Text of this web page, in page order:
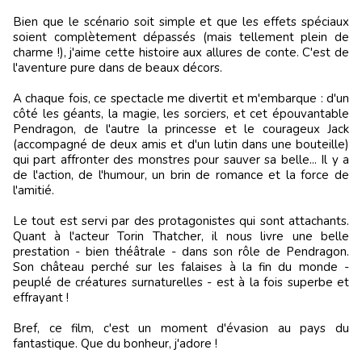
Bien que le scénario soit simple et que les effets spéciaux
soient complètement dépassés (mais tellement plein de
charme !), j'aime cette histoire aux allures de conte. C'est de
l'aventure pure dans de beaux décors.
A chaque fois, ce spectacle me divertit et m'embarque : d'un
côté les géants, la magie, les sorciers, et cet épouvantable
Pendragon, de l'autre la princesse et le courageux Jack
(accompagné de deux amis et d'un lutin dans une bouteille)
qui part affronter des monstres pour sauver sa belle... Il y a
de l'action, de l'humour, un brin de romance et la force de
l'amitié.
Le tout est servi par des protagonistes qui sont attachants.
Quant à l'acteur Torin Thatcher, il nous livre une belle
prestation - bien théâtrale - dans son rôle de Pendragon.
Son château perché sur les falaises à la fin du monde -
peuplé de créatures surnaturelles - est à la fois superbe et
effrayant !
Bref, ce film, c'est un moment d'évasion au pays du
fantastique. Que du bonheur, j'adore !